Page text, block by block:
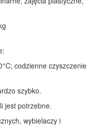
codzienne czyszczenie
szybko.
jest potrzebne.
wybielaczy i